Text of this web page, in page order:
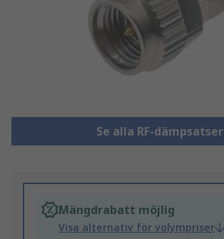
Se alla RF-dämpsatser
Mängdrabatt möjlig
Visa alternativ för volympriser